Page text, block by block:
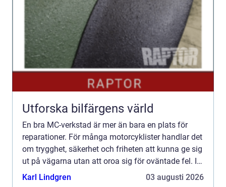
Utforska bilfärgens värld
En bra MC-verkstad är mer än bara en plats för
reparationer. För många motorcyklister handlar det
om trygghet, säkerhet och friheten att kunna ge sig
ut på vägarna utan att oroa sig för oväntade fel. I
Skåne finns allt från små specialiserade verkstä...
Karl Lindgren 03 augusti 2026